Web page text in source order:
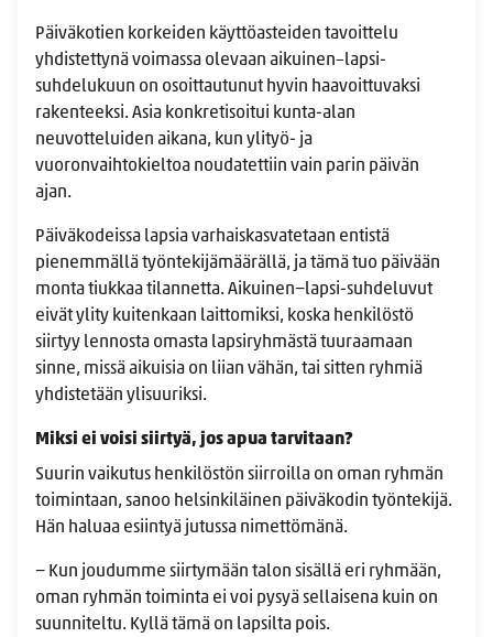
Päiväkotien korkeiden käyttöasteiden tavoittelu
yhdistettynä voimassa olevaan aikuinen–lapsi-
suhdelukuun on osoittautunut hyvin haavoittuvaksi
rakenteeksi. Asia konkretisoitui kunta-alan
neuvotteluiden aikana, kun ylityö- ja
vuoronvaihtokieltoa noudatettiin vain parin päivän
ajan.
Päiväkodeissa lapsia varhaiskasvatetaan entistä
pienemmällä työntekijämäärällä, ja tämä tuo päivään
monta tiukkaa tilannetta. Aikuinen−lapsi-suhdeluvut
eivät ylity kuitenkaan laittomiksi, koska henkilöstö
siirtyy lennosta omasta lapsiryhmästä tuuraamaan
sinne, missä aikuisia on liian vähän, tai sitten ryhmiä
yhdistetään ylisuuriksi.
Miksi ei voisi siirtyä, jos apua tarvitaan?
Suurin vaikutus henkilöstön siirroilla on oman ryhmän
toimintaan, sanoo helsinkiläinen päiväkodin työntekijä.
Hän haluaa esiintyä jutussa nimettömänä.
− Kun joudumme siirtymään talon sisällä eri ryhmään,
oman ryhmän toiminta ei voi pysyä sellaisena kuin on
suunniteltu. Kyllä tämä on lapsilta pois.